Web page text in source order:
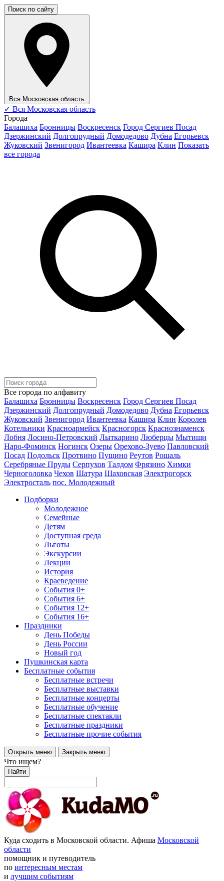
Поиск по сайту
Вся Московская область
✓ Вся Московская область
Города
Балашиха Бронницы Воскресенск Город Сергиев Посад
Дзержинский Долгопрудный Домодедово Дубна Егорьевск
Жуковский Звенигород Ивантеевка Кашира Клин Показать
все города
Все города по алфавиту
Балашиха Бронницы Воскресенск Город Сергиев Посад
Дзержинский Долгопрудный Домодедово Дубна Егорьевск
Жуковский Звенигород Ивантеевка Кашира Клин Королев
Котельники Красноармейск Красногорск Краснознаменск
Лобня Лосино-Петровский Лыткарино Люберцы Мытищи
Наро-Фоминск Ногинск Озеры Орехово-Зуево Павловский
Посад Подольск Протвино Пущино Реутов Рошаль
Серебряные Пруды Серпухов Талдом Фрязино Химки
Черноголовка Чехов Шатура Шаховская Электрогорск
Электросталь пос. Молодежный
Подборки
Молодежное
Семейные
Детям
Доступная среда
Льготы
Экскурсии
Лекции
История
Краеведение
События 0+
События 6+
События 12+
События 16+
Праздники
День Победы
День России
Новый год
Пушкинская карта
Бесплатные события
Бесплатные встречи
Бесплатные выставки
Бесплатные концерты
Бесплатные обучение
Бесплатные спектакли
Бесплатные праздники
Бесплатные прочие события
Открыть меню Закрыть меню
Что ищем?
Найти
Куда сходить в Московской области. Афиша Московской
области
помощник и путеводитель
по интересным местам
и лучшим событиям